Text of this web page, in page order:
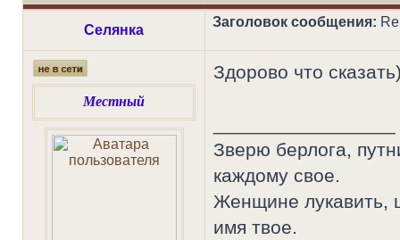
Селянка
Заголовок сообщения:
Местный
Здорово что
Зверю берлога,
каждому свое.
Женщине лукавить,
имя твое.